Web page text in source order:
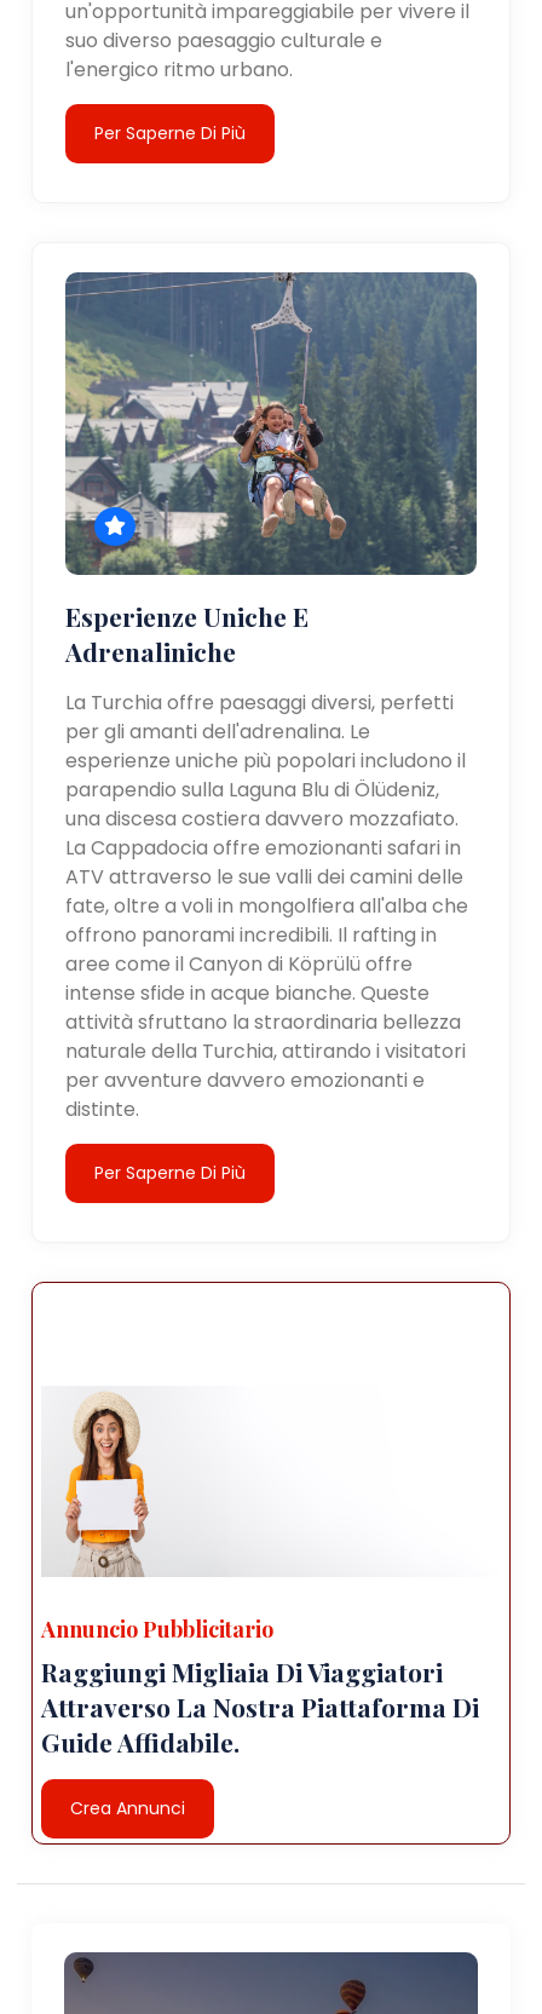
un'opportunità impareggiabile per vivere il
suo diverso paesaggio culturale e
l'energico ritmo urbano.
Per Saperne Di Più
Esperienze Uniche E
Adrenaliniche
La Turchia offre paesaggi diversi, perfetti
per gli amanti dell'adrenalina. Le
esperienze uniche più popolari includono il
parapendio sulla Laguna Blu di Ölüdeniz,
una discesa costiera davvero mozzafiato.
La Cappadocia offre emozionanti safari in
ATV attraverso le sue valli dei camini delle
fate, oltre a voli in mongolfiera all'alba che
offrono panorami incredibili. Il rafting in
aree come il Canyon di Köprülü offre
intense sfide in acque bianche. Queste
attività sfruttano la straordinaria bellezza
naturale della Turchia, attirando i visitatori
per avventure davvero emozionanti e
distinte.
Per Saperne Di Più
Annuncio Pubblicitario
Raggiungi Migliaia Di Viaggiatori
Attraverso La Nostra Piattaforma Di
Guide Affidabile.
Crea Annunci